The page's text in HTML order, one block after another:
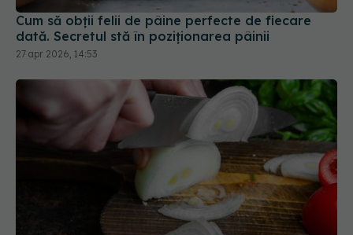
Cum să obții felii de pâine perfecte de fiecare
dată. Secretul stă în poziționarea pâinii
27 apr 2026, 14:53